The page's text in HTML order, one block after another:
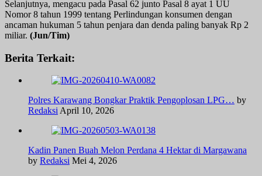
Selanjutnya, mengacu pada Pasal 62 junto Pasal 8 ayat 1 UU
Nomor 8 tahun 1999 tentang Perlindungan konsumen dengan
ancaman hukuman 5 tahun penjara dan denda paling banyak Rp 2
miliar. (Jun/Tim)
Berita Terkait:
Polres Karawang Bongkar Praktik Pengoplosan LPG… by
Redaksi April 10, 2026
Kadin Panen Buah Melon Perdana 4 Hektar di Margawana
by Redaksi Mei 4, 2026